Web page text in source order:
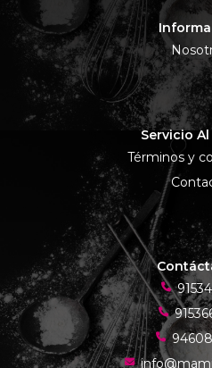
Servicio
Términos y